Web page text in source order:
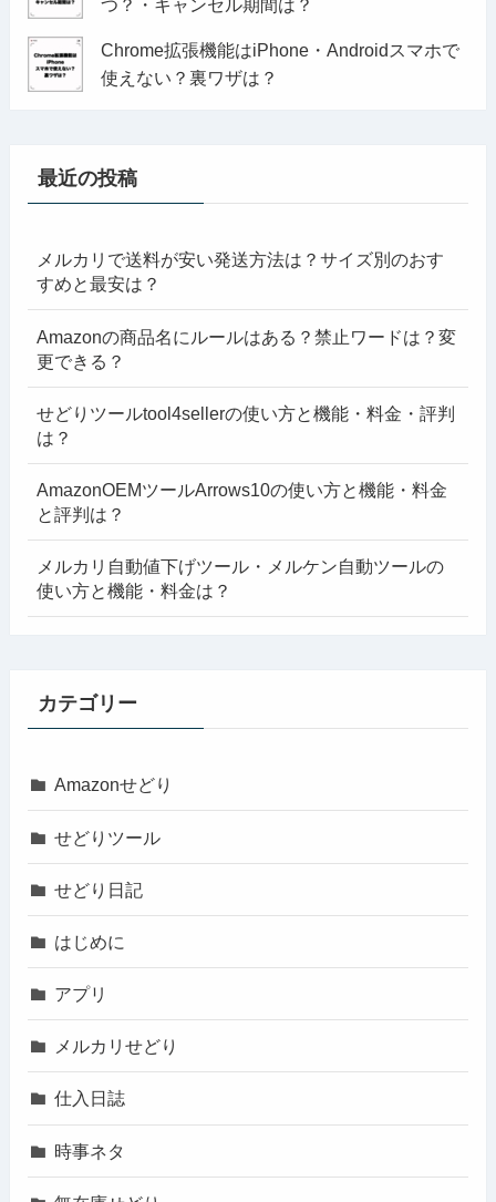
つ？・キャンセル期間は？
Chrome拡張機能はiPhone・Androidスマホで
使えない？裏ワザは？
最近の投稿
メルカリで送料が安い発送方法は？サイズ別のおす
すめと最安は？
Amazonの商品名にルールはある？禁止ワードは？変
更できる？
せどりツールtool4sellerの使い方と機能・料金・評判
は？
AmazonOEMツールArrows10の使い方と機能・料金
と評判は？
メルカリ自動値下げツール・メルケン自動ツールの
使い方と機能・料金は？
カテゴリー
Amazonせどり
せどりツール
せどり日記
はじめに
アプリ
メルカリせどり
仕入日誌
時事ネタ